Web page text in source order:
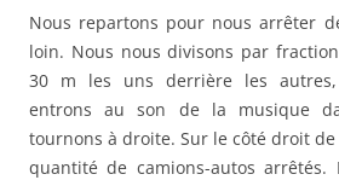
Nous repartons pour nous arrêter
loin. Nous nous divisons par
30 m les uns derrière les
entrons au son de la musique
tournons à droite. Sur le côté droit
quantité de camions-autos arrêtés.